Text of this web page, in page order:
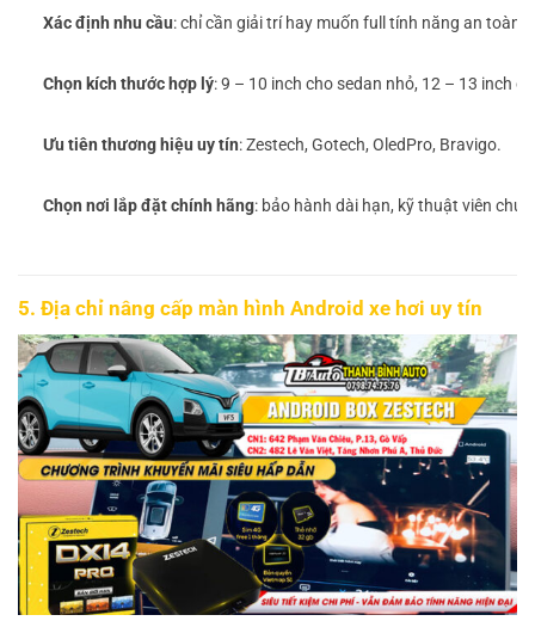
Xác định nhu cầu: chỉ cần giải trí hay muốn full tính năng an toàn.
Chọn kích thước hợp lý: 9 – 10 inch cho sedan nhỏ, 12 – 13 inch
Ưu tiên thương hiệu uy tín: Zestech, Gotech, OledPro, Bravigo.
Chọn nơi lắp đặt chính hãng: bảo hành dài hạn, kỹ thuật viên
5. Địa chỉ nâng cấp màn hình Android xe hơi uy tín